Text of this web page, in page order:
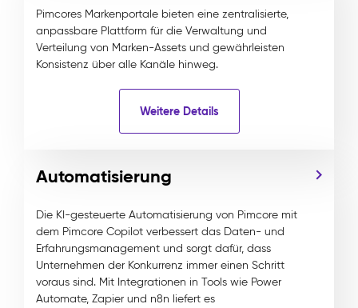
Pimcores Markenportale bieten eine zentralisierte,
anpassbare Plattform für die Verwaltung und
Verteilung von Marken-Assets und gewährleisten
Konsistenz über alle Kanäle hinweg.
Weitere Details
Automatisierung
Die KI-gesteuerte Automatisierung von Pimcore mit
dem Pimcore Copilot verbessert das Daten- und
Erfahrungsmanagement und sorgt dafür, dass
Unternehmen der Konkurrenz immer einen Schritt
voraus sind. Mit Integrationen in Tools wie Power
Automate, Zapier und n8n liefert es